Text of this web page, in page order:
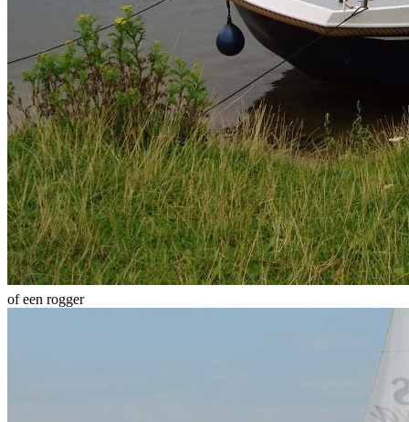
of een rogger